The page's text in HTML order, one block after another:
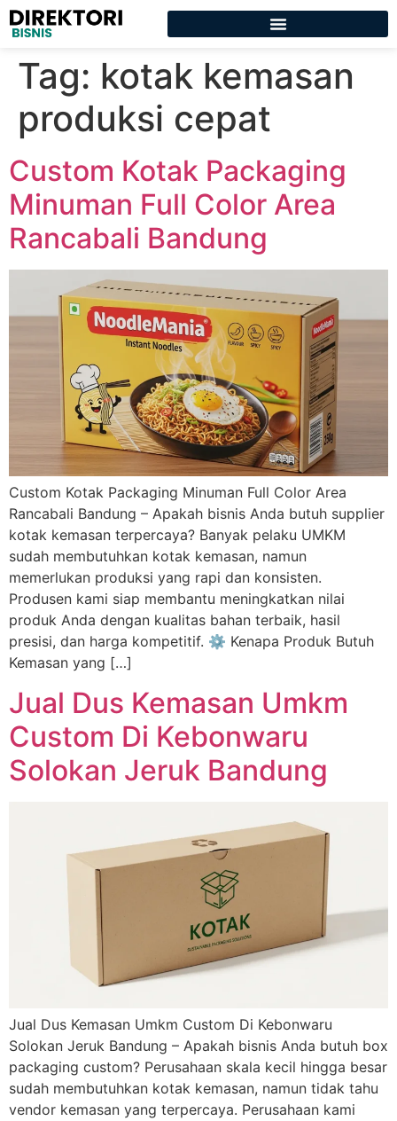
Tag: kotak kemasan
produksi cepat
Custom Kotak Packaging
Minuman Full Color Area
Rancabali Bandung
Custom Kotak Packaging Minuman Full Color Area
Rancabali Bandung – Apakah bisnis Anda butuh supplier
kotak kemasan terpercaya? Banyak pelaku UMKM
sudah membutuhkan kotak kemasan, namun
memerlukan produksi yang rapi dan konsisten.
Produsen kami siap membantu meningkatkan nilai
produk Anda dengan kualitas bahan terbaik, hasil
presisi, dan harga kompetitif. ⚙️ Kenapa Produk Butuh
Kemasan yang […]
Jual Dus Kemasan Umkm
Custom Di Kebonwaru
Solokan Jeruk Bandung
Jual Dus Kemasan Umkm Custom Di Kebonwaru
Solokan Jeruk Bandung – Apakah bisnis Anda butuh box
packaging custom? Perusahaan skala kecil hingga besar
sudah membutuhkan kotak kemasan, namun tidak tahu
vendor kemasan yang terpercaya. Perusahaan kami